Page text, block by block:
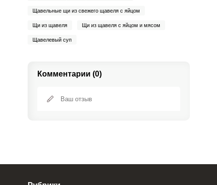
Щавельные щи из свежего щавеля с яйцом
Щи из щавеля Щи из щавеля с яйцом и мясом
Щавелевый суп
Комментарии (0)